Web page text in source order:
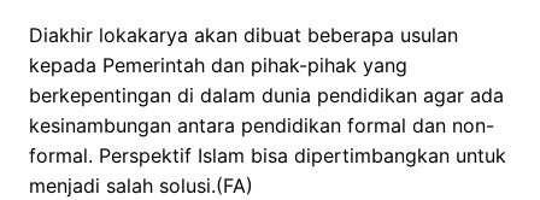
Diakhir lokakarya akan dibuat beberapa usulan
kepada Pemerintah dan pihak-pihak yang
berkepentingan di dalam dunia pendidikan agar ada
kesinambungan antara pendidikan formal dan non-
formal. Perspektif Islam bisa dipertimbangkan untuk
menjadi salah solusi.(FA)